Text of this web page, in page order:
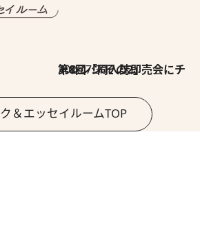
2026.7.30
第8回「同人誌即売会にチャレンジ その2」
＆エッセイルームTOP